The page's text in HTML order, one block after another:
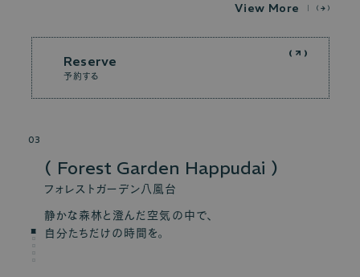
View More
Reserve
予約する
03
Forest Garden Happudai
フォレストガーデン八風台
静かな森林と澄んだ空気の中で、
自分たちだけの時間を。